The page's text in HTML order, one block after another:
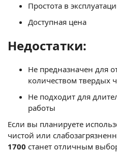
Простота в
Доступная цена
Недостатки:
Не предназначен для
количеством твердых
Не подходит для
работы
Если вы планируете
чистой или
1700 станет отличным